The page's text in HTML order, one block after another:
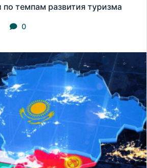
темпам развития туризма
0